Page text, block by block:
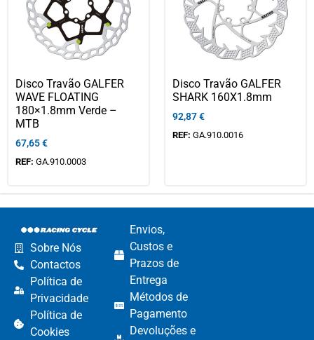
Disco Travão GALFER
WAVE FLOATING
180×1.8mm Verde –
MTB
67,65€
REF: GA.910.0003
Disco Travão GALFER
SHARK 160X1.8mm
92,87€
REF: GA.910.0016
Sobre Nós
Contactos
Política de
Privacidade
Política de
Cookies
Envios,
Custos e
Prazos de
Entrega
Métodos de
Pagamento​
Devoluções e